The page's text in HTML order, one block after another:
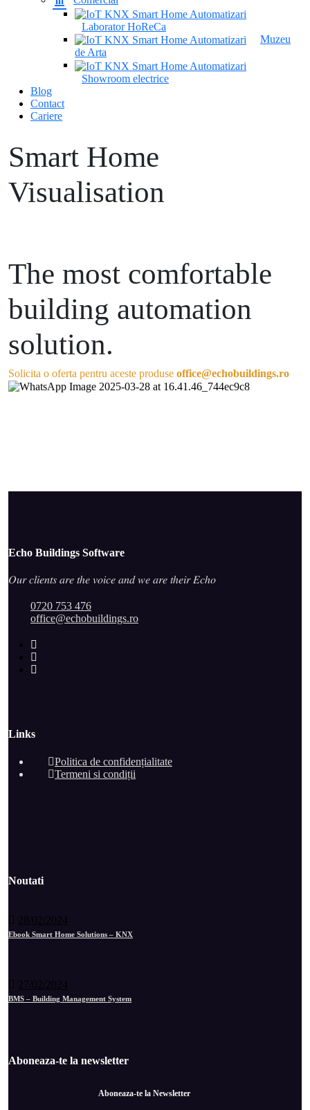
Laborator HoReCa
Muzeu
de Arta
Showroom electrice
Blog
Contact
Cariere
Smart Home
Visualisation
The most comfortable
building automation
solution.
Solicita o oferta pentru aceste produse office@echobuildings.ro
Echo Buildings Software
𝑂𝑢𝑟 𝑐𝑙𝑖𝑒𝑛𝑡𝑠 𝑎𝑟𝑒 𝑡ℎ𝑒 𝑣𝑜𝑖𝑐𝑒 𝑎𝑛𝑑 𝑤𝑒 𝑎𝑟𝑒 𝑡ℎ𝑒𝑖𝑟 𝐸𝑐ℎ𝑜
0720 753 476
office@echobuildings.ro
Links
Politica de confidențialitate
Termeni si condiții
Noutati
28/02/2024
Ebook Smart Home Solutions – KNX
27/02/2024
BMS – Building Management System
Aboneaza-te la newsletter
Aboneaza-te la Newsletter